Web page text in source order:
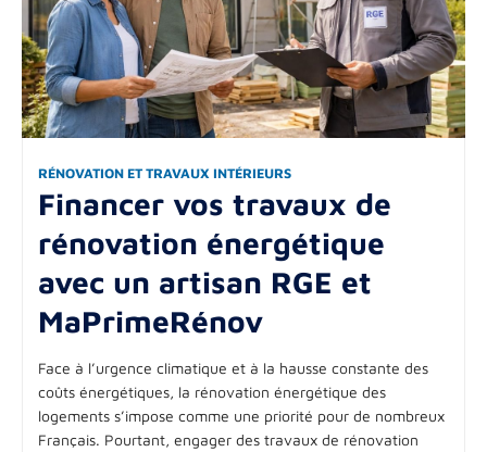
RÉNOVATION ET TRAVAUX INTÉRIEURS
Financer vos travaux de
rénovation énergétique
avec un artisan RGE et
MaPrimeRénov
Face à l’urgence climatique et à la hausse constante des
coûts énergétiques, la rénovation énergétique des
logements s’impose comme une priorité pour de nombreux
Français. Pourtant, engager des travaux de rénovation